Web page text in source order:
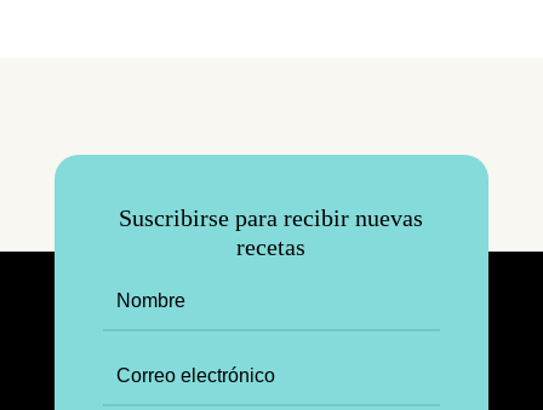
Suscribirse para recibir nuevas
recetas